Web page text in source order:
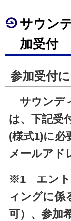
サウン
加受付
参加受付
サウンデ
は、下記受
(様式1)に必
メールアド
※1 エント
ィングに係
可）、参加